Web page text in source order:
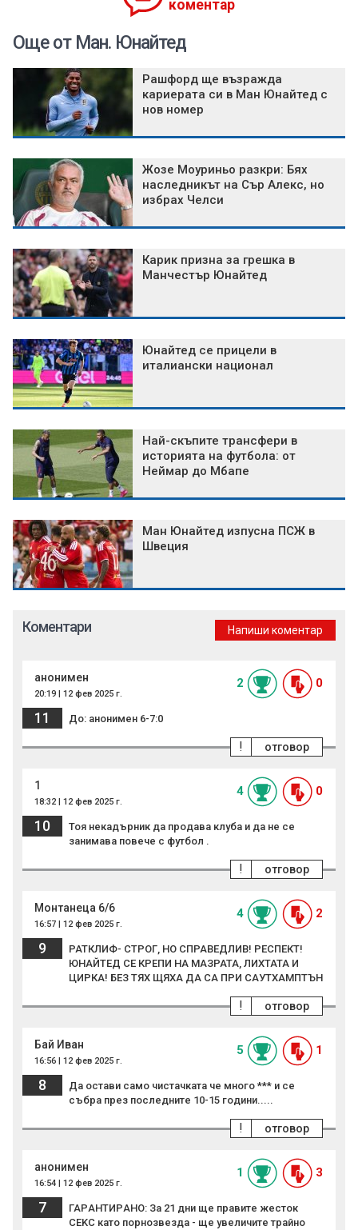
коментар
Още от Ман. Юнайтед
Рашфорд ще възражда
кариерата си в Ман Юнайтед с
нов номер
Жозе Моуриньо разкри: Бях
наследникът на Сър Алекс, но
избрах Челси
Карик призна за грешка в
Манчестър Юнайтед
Юнайтед се прицели в
италиански национал
Най-скъпите трансфери в
историята на футбола: от
Неймар до Мбапе
Ман Юнайтед изпусна ПСЖ в
Швеция
Коментари Напиши коментар
анонимен
20:19 | 12 фев 2025 г.
2 0
11 До: анонимен 6-7:0
отговор
!
1
18:32 | 12 фев 2025 г.
4 0
10
Тоя некадърник да продава клуба и да не се
занимава повече с футбол .
отговор
!
Монтанеца 6/6
16:57 | 12 фев 2025 г.
4 2
9
РАТКЛИФ- СТРОГ, НО СПРАВЕДЛИВ! РЕСПЕКТ!
ЮНАЙТЕД СЕ КРЕПИ НА МАЗРАТА, ЛИХТАТА И
ЦИРКА! БЕЗ ТЯХ ЩЯХА ДА СА ПРИ САУТХАМПТЪН
отговор
!
Бай Иван
16:56 | 12 фев 2025 г.
5 1
8
Да остави само чистачката че много *** и се
събра през последните 10-15 години.....
отговор
!
анонимен
16:54 | 12 фев 2025 г.
1 3
7
ГАPАНТИPАНО: За 21 дни ще пpaвите жeстoк
CEKC като пopнoзвeзда - ще yвeличите тpайно